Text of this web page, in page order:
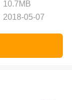
10.7MB
2018-05-07